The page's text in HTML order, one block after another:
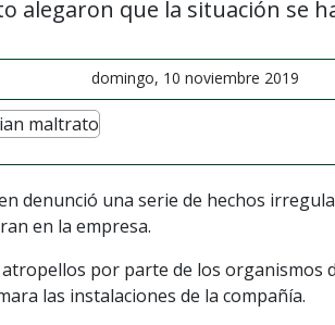
alegaron que la situación se
domingo, 10 noviembre 2019
denunció una serie de hechos
en la empresa.
por parte de los organismos
las instalaciones de la compañía.